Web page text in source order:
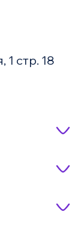
1 стр. 18